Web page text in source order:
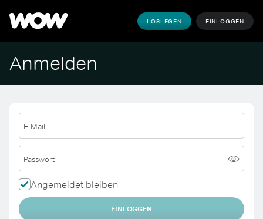
LOSLEGEN EINLOGGEN
Anmelden
E-Mail
Passwort
Angemeldet bleiben
EINLOGGEN